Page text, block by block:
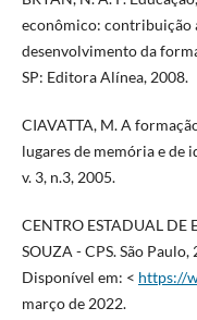
econômico: contribuição
desenvolvimento da
SP: Editora Alínea, 2008.
CIAVATTA, M. A
lugares de memória e de
v. 3, n.3, 2005.
CENTRO ESTADUAL DE
SOUZA - CPS. São
Disponível em: < https://
março de 2022.